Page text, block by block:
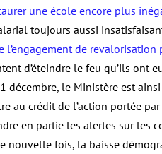
une école encore plus
toujours aussi
de revalorisation
d’éteindre le feu qu’ils ont
décembre, le Ministère est
au crédit de l’action portée
en partie les alertes sur les
nouvelle fois, la baisse